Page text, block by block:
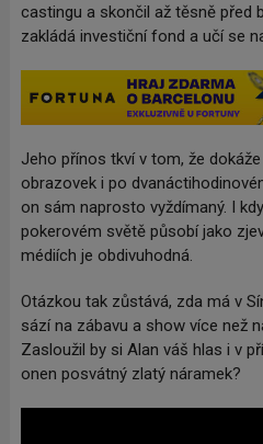
castingu a skončil až těsně před
zakládá investiční fond a učí se
Jeho přínos tkví v tom, že
obrazovek i po
on sám naprosto vyždímaný. I
pokerovém světě působí jako
médiích je obdivuhodná.
Otázkou tak zůstává, zda má v
sází na zábavu a show více než
Zasloužil by si Alan váš hlas i v
onen posvátný zlatý náramek?